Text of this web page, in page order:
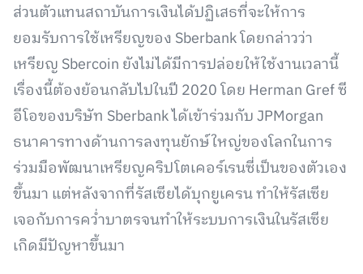
ส่วนตัวแทนสถาบันการเงินได้ปฏิเสธที่จะให้การ
ยอมรับการใช้เหรียญของ Sberbank โดยกล่าวว่า
เหรียญ Sbercoin ยังไม่ได้มีการปล่อยให้ใช้งานเวลานี้
เรื่องนี้ต้องย้อนกลับไปในปี 2020 โดย Herman Gref ซี
อีโอของบริษัท Sberbank ได้เข้าร่วมกับ JPMorgan
ธนาคารทางด้านการลงทุนยักษ์ใหญ่ของโลกในการ
ร่วมมือพัฒนาเหรียญคริปโตเคอร์เรนซี่เป็นของตัวเอง
ขึ้นมา แต่หลังจากที่รัสเซียได้บุกยูเครน ทำให้รัสเซีย
เจอกับการคว่ำบาตรจนทำให้ระบบการเงินในรัสเซีย
เกิดมีปัญหาขึ้นมา